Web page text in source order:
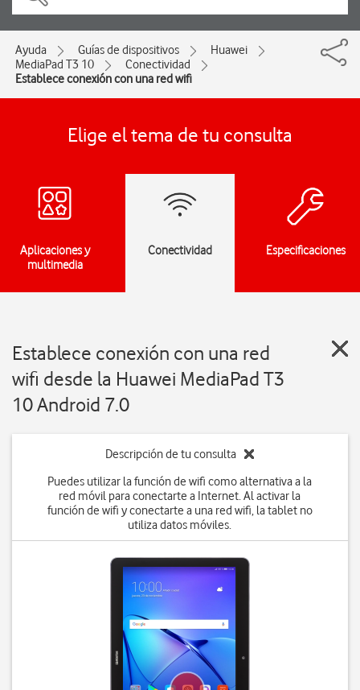
Ayuda Guías de dispositivos
Huawei
MediaPad T3 10
Conectividad
Establece conexión con una red wifi
Elige el tema de tu consulta
Aplicaciones y
multimedia
Conectividad Especificaciones
Establece conexión con una red
wifi desde la Huawei MediaPad T3
10 Android 7.0
Descripción de tu consulta
Puedes utilizar la función de wifi como alternativa a la
red móvil para conectarte a Internet. Al activar la
función de wifi y conectarte a una red wifi, la tablet no
utiliza datos móviles.